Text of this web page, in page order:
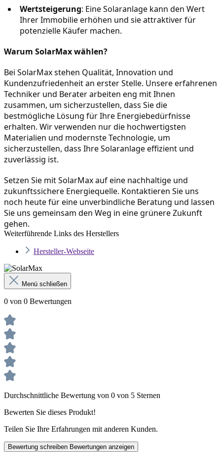
Wertsteigerung: Eine Solaranlage kann den Wert
Ihrer Immobilie erhöhen und sie attraktiver für
potenzielle Käufer machen.
Warum SolarMax wählen?
Bei SolarMax stehen Qualität, Innovation und
Kundenzufriedenheit an erster Stelle. Unsere erfahrenen
Techniker und Berater arbeiten eng mit Ihnen
zusammen, um sicherzustellen, dass Sie die
bestmögliche Lösung für Ihre Energiebedürfnisse
erhalten. Wir verwenden nur die hochwertigsten
Materialien und modernste Technologie, um
sicherzustellen, dass Ihre Solaranlage effizient und
zuverlässig ist.
Setzen Sie mit SolarMax auf eine nachhaltige und
zukunftssichere Energiequelle. Kontaktieren Sie uns
noch heute für eine unverbindliche Beratung und lassen
Sie uns gemeinsam den Weg in eine grünere Zukunft
gehen.
Weiterführende Links des Herstellers
Hersteller-Webseite
Menü schließen
0 von 0 Bewertungen
Durchschnittliche Bewertung von 0 von 5 Sternen
Bewerten Sie dieses Produkt!
Teilen Sie Ihre Erfahrungen mit anderen Kunden.
Bewertung schreiben Bewertungen anzeigen